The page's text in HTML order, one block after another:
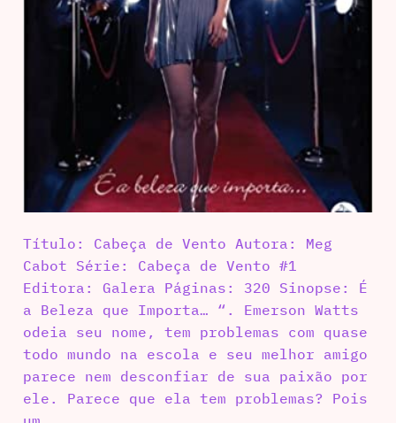
Título: Cabeça de Vento Autora: Meg
Cabot Série: Cabeça de Vento #1
Editora: Galera Páginas: 320 Sinopse: É
a Beleza que Importa… “. Emerson Watts
odeia seu nome, tem problemas com quase
todo mundo na escola e seu melhor amigo
parece nem desconfiar de sua paixão por
ele. Parece que ela tem problemas? Pois